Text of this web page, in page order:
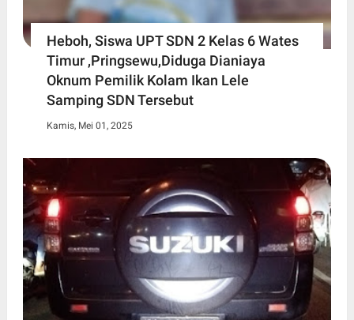
Heboh, Siswa UPT SDN 2 Kelas 6 Wates
Timur ,Pringsewu,Diduga Dianiaya
Oknum Pemilik Kolam Ikan Lele
Samping SDN Tersebut
Kamis, Mei 01, 2025